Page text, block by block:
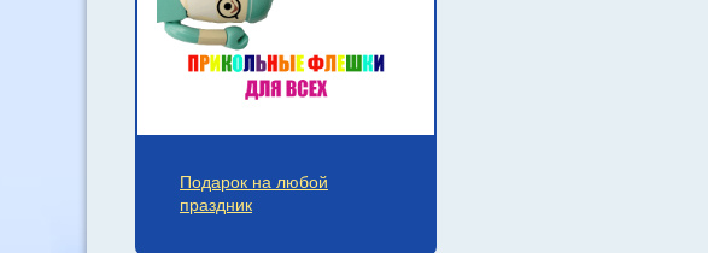
Подарок на любой
праздник